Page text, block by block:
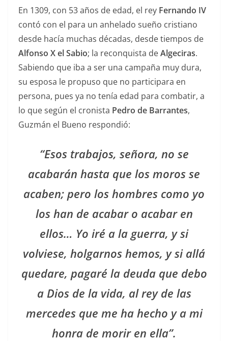
En 1309, con 53 años de edad, el rey Fernando IV
contó con el para un anhelado sueño cristiano
desde hacía muchas décadas, desde tiempos de
Alfonso X el Sabio; la reconquista deAlgeciras.
Sabiendo que iba a ser una campaña muy dura,
su esposa le propuso que no participara en
persona, pues ya no tenía edad para combatir, a
lo que según el cronista Pedro de Barrantes,
Guzmán el Bueno respondió:
“Esos trabajos, señora, no se
acabarán hasta que los moros se
acaben; pero los hombres como yo
los han de acabar o acabar en
ellos… Yo iré a la guerra, y si
volviese, holgarnos hemos, y si allá
quedare, pagaré la deuda que debo
a Dios de la vida, al rey de las
mercedes que me ha hecho y a mi
honra de morir en ella”.